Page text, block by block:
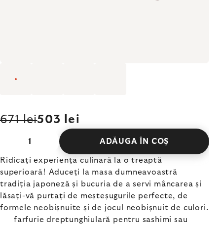
671 lei503 lei
ADĂUGA ÎN COŞ
Ridicați experiența culinară la o treaptă
superioară! Aduceți la masa dumneavoastră
tradiția japoneză și bucuria de a servi mâncarea și
lăsați-vă purtați de meșteșugurile perfecte, de
formele neobișnuite și de jocul neobișnuit de culori.
farfurie dreptunghiulară pentru sashimi sau